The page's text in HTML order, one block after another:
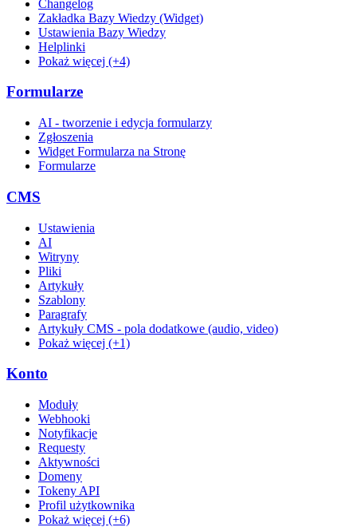
Changelog
Zakładka Bazy Wiedzy (Widget)
Ustawienia Bazy Wiedzy
Helplinki
Pokaż więcej (+4)
Formularze
AI - tworzenie i edycja formularzy
Zgłoszenia
Widget Formularza na Stronę
Formularze
CMS
Ustawienia
AI
Witryny
Pliki
Artykuły
Szablony
Paragrafy
Artykuły CMS - pola dodatkowe (audio, video)
Pokaż więcej (+1)
Konto
Moduły
Webhooki
Notyfikacje
Requesty
Aktywności
Domeny
Tokeny API
Profil użytkownika
Pokaż więcej (+6)